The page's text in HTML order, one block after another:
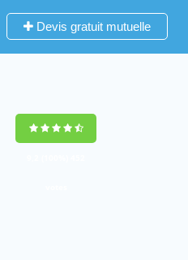
Devis gratuit mutuelle